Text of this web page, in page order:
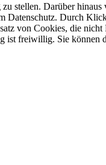
stellen. Darüber
Durch
von Cookies, die
freiwillig. Sie können